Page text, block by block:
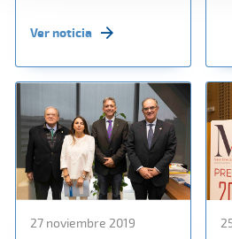
Ver noticia
27 noviembre 2019